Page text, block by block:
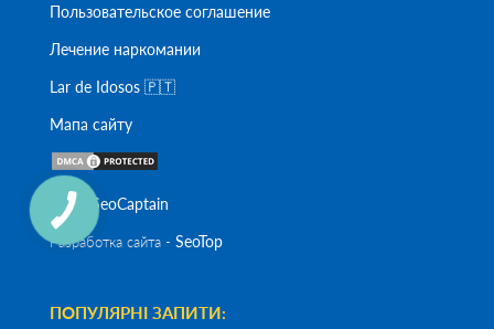
Пользовательское соглашение
Лечение наркомании
Lar de Idosos 🇵🇹
Мапа сайту
SEO - SeoСaptain
Разработка сайта - SeoTop
ПОПУЛЯРНІ ЗАПИТИ: